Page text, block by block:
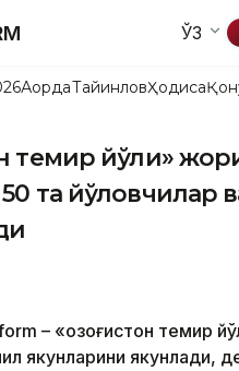
ЎЗ
АқордаТайинловҲодиса
темир йўли»
та йўловчилар
– «Қозоғистон темир
якунларини якунлади,